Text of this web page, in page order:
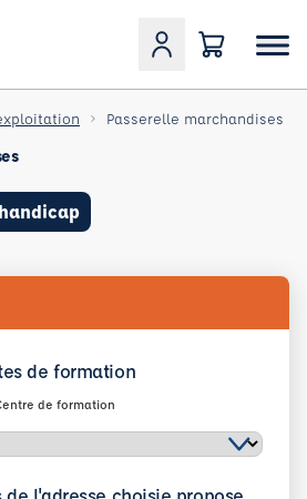
Passerelle marchandises
de formation
de formation